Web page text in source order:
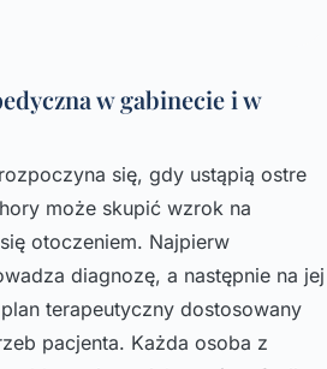
w gabinecie i w
się, gdy ustąpią ostre
może skupić wzrok na
otoczeniem. Najpierw
diagnozę, a następnie na jej
terapeutyczny dostosowany
pacjenta. Każda osoba z